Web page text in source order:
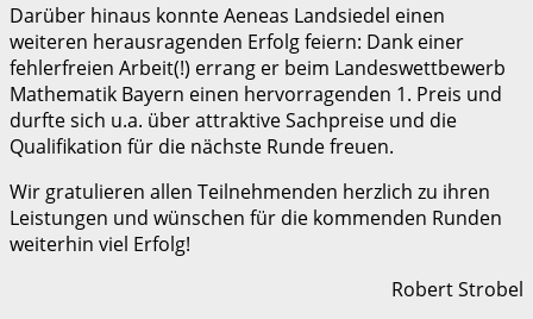
Darüber hinaus konnte Aeneas Landsiedel einen
weiteren herausragenden Erfolg feiern: Dank einer
fehlerfreien Arbeit(!) errang er beim Landeswettbewerb
Mathematik Bayern einen hervorragenden 1. Preis und
durfte sich u.a. über attraktive Sachpreise und die
Qualifikation für die nächste Runde freuen.
Wir gratulieren allen Teilnehmenden herzlich zu ihren
Leistungen und wünschen für die kommenden Runden
weiterhin viel Erfolg!
Robert Strobel